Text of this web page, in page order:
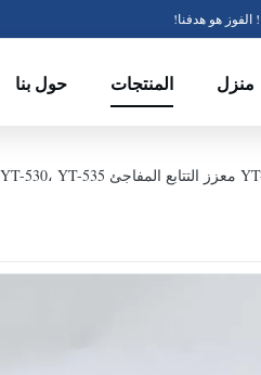
هو هدفنا!
منزل المنتجات حول بنا